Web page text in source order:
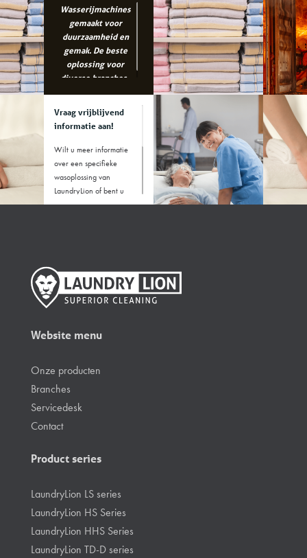
Wasserijmachines
gemaakt voor
duurzaamheid en
gemak. De beste
oplossing voor
diverse branches..
Vraag vrijblijvend
informatie aan!
Wilt u meer informatie
over een specifieke
wasoplossing van
LaundryLion of bent u
benieuwd welke
of bellen naar +31 88
5286300
Website menu
Onze producten
Branches
Servicedesk
Contact
Product series
LaundryLion LS series
LaundryLion HS Series
LaundryLion HHS Series
LaundryLion TD-D series